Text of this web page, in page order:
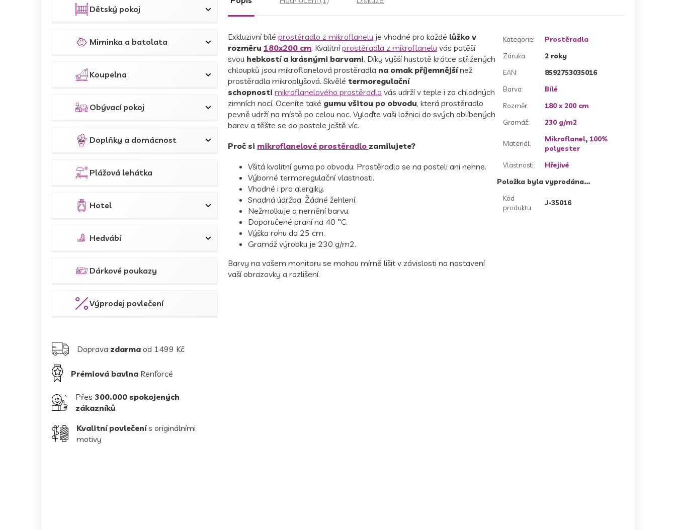
Dětský pokoj
Miminka a batolata
Koupelna
Obývací pokoj
Doplňky a domácnost
Plážová lehátka
Hotel
Hedvábí
Dárkové poukazy
Výprodej povlečení
Doprava zdarma od 1499 Kč
Prémiová bavlna Renforcé
Přes 300.000 spokojených
zákazníků
Kvalitní povlečenís originálními
motivy
Exkluzivní bílé prostěradlo z mikroflanelu je vhodné pro každé lůžko v
rozměru 180x200 cm. Kvalitníprostěradla z mikroflanelu vás potěší
svou hebkostí a krásnými barvami. Díky vyšší hustotě krátce střižených
chloupků jsou mikroflanelová prostěradla na omak příjemnějšínež
prostěradla mikroplyšová. Skvělé termoregulační
schopnosti mikroflanelového prostěradla vás udrží v teple i za chladných
zimních nocí. Oceníte také gumu všitou po obvodu , která prostěradlo
pevně udrží na místě po celou noc. Vylaďte vaši ložnici do svých oblíbených
barev a těšte se do postele ještě víc.
Proč si mikroflanelové prostěradlo zamilujete?
Všitá kvalitní guma po obvodu. Prostěradlo se na posteli ani nehne.
Výborné termoregulační vlastnosti.
Vhodné i pro alergiky.
Snadná údržba. Žádné žehlení.
Nežmolkuje a nemění barvu.
Doporučené praní na 40 °C.
Výška rohu do 25 cm.
Gramáž výrobku je 230 g/m2.
Barvy na vašem monitoru se mohou mírně lišit v závislosti na nastavení
vaší obrazovky a rozlišení.
Kategorie:
Prostěradla
Záruka:
2 roky
EAN:
8592753035016
Barva:
Bílé
Rozměr:
180 x 200 cm
Gramáž: 230 g/m2
Materiál: Mikroflanel,100%
polyester
Vlastnosti:
Hřejivé
Položka byla vyprodána…
Kód
produktu
J-35016